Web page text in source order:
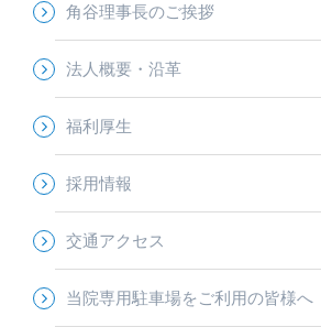
角谷理事長のご挨拶
法人概要・沿革
福利厚生
採用情報
交通アクセス
当院専用駐車場をご利用の皆様へ